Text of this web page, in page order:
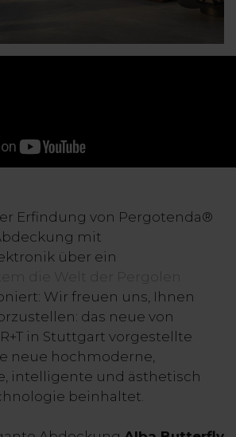
Erfindung von Pergotenda®
mit
über ein
die Welt der Pergolen
Wir freuen uns, Ihnen
das neue von
in Stuttgart vorgestellte
neue hochmoderne,
intelligente und ästhetisch
beinhaltet.